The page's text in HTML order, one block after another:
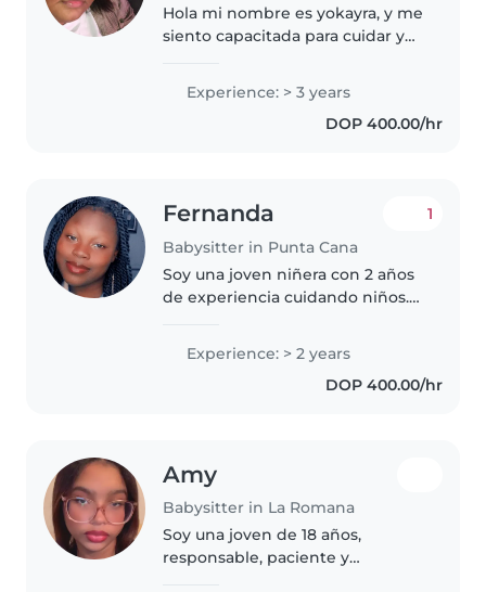
Hola mi nombre es yokayra, y me
siento capacitada para cuidar y
cualquier niño pueden tener la
certeza y confianza de que sus
hijos estarán en buenas manos..
Experience: > 3 years
DOP 400.00/hr
Fernanda
Babysitter in Punta Cana
1
Soy una joven niñera con 2 años
de experiencia cuidando niños.
habilidades en dibujo, lectura,
manualidades y juegos para..
Experience: > 2 years
DOP 400.00/hr
Amy
Babysitter in La Romana
Soy una joven de 18 años,
responsable, paciente y